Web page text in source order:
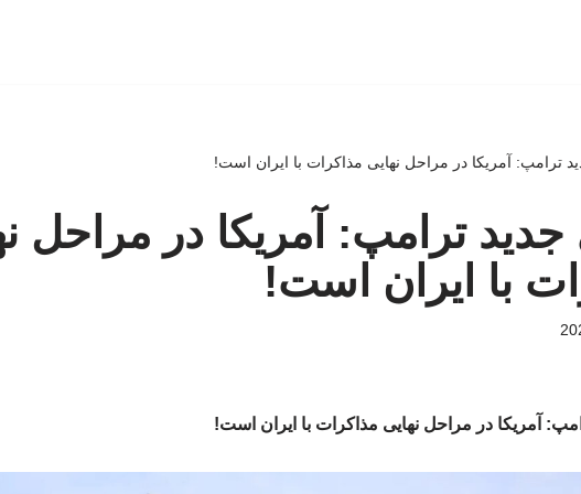
ترامپ: آمریکا در مراحل نهایی مذاکرات با ایران است!
جدید ترامپ: آمریکا در مراحل
با ایران است!
آمریکا در مراحل نهایی مذاکرات با ایران است!